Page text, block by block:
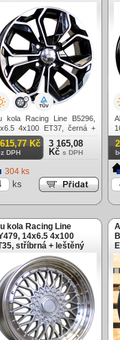
kola Racing Line B5296,
4x100 ET37, černá +
Kč
DPH
3 165,08
Kč s DPH
304 ks
ks
kola Racing Line
14x6.5 4x100
stříbrná + leštěný